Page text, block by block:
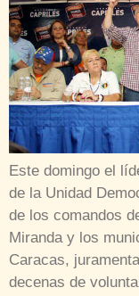
Este domingo el
de la Unidad
de los comandos
Miranda y los
Caracas,
decenas de